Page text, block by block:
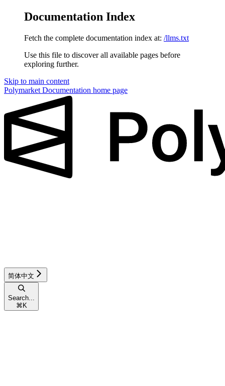
Documentation Index
Fetch the complete documentation index at: /llms.txt
Use this file to discover all available pages before
exploring further.
Skip to main content
Polymarket Documentation home page
简体中文
Search...
⌘ K